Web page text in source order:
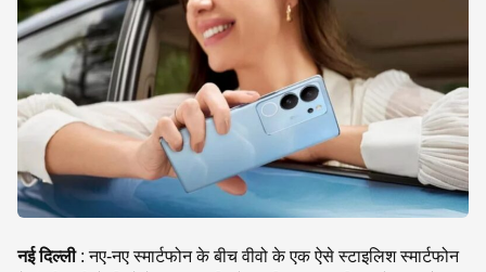
नई दिल्ली: नए-नए स्मार्टफोन के बीच वीवो के एक ऐसे स्टाइलिश स्मार्टफोन